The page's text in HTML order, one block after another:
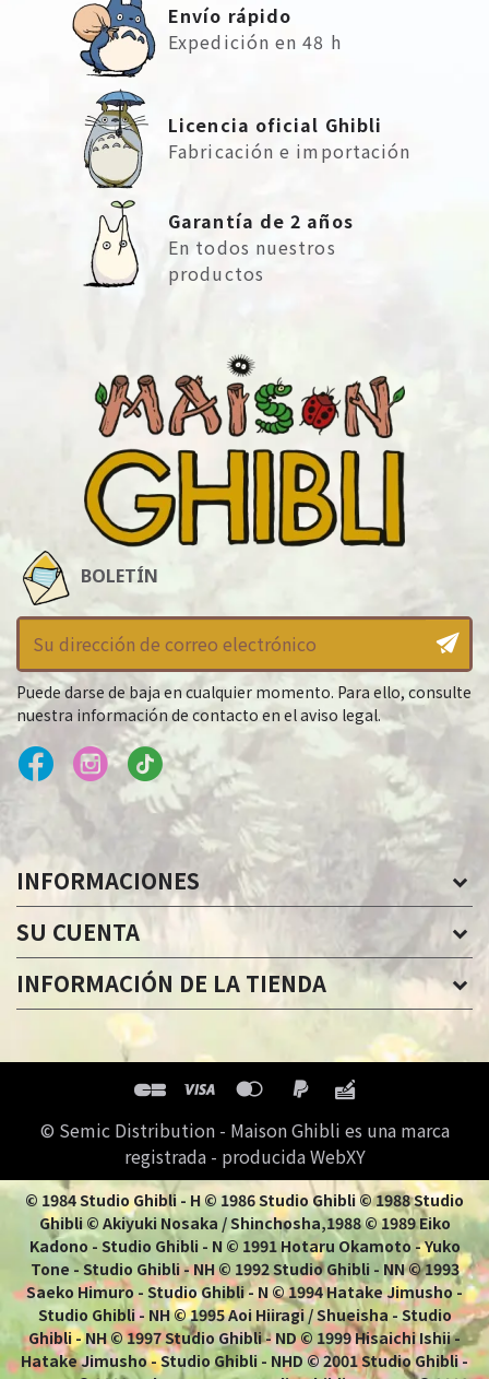
Envío rápido
Expedición en 48 h
Licencia oficial Ghibli
Fabricación e importación
Garantía de 2 años
En todos nuestros
productos
BOLETÍN
Puede darse de baja en cualquier momento. Para ello, consulte
nuestra información de contacto en el aviso legal.
INFORMACIONES
SU CUENTA
INFORMACIÓN DE LA TIENDA
© Semic Distribution - Maison Ghibli es una marca
registrada - producida WebXY
© 1984 Studio Ghibli - H © 1986 Studio Ghibli © 1988 Studio
Ghibli © Akiyuki Nosaka / Shinchosha,1988 © 1989 Eiko
Kadono - Studio Ghibli - N © 1991 Hotaru Okamoto - Yuko
Tone - Studio Ghibli - NH © 1992 Studio Ghibli - NN © 1993
Saeko Himuro - Studio Ghibli - N © 1994 Hatake Jimusho -
Studio Ghibli - NH © 1995 Aoi Hiiragi / Shueisha - Studio
Ghibli - NH © 1997 Studio Ghibli - ND © 1999 Hisaichi Ishii -
Hatake Jimusho - Studio Ghibli - NHD © 2001 Studio Ghibli -